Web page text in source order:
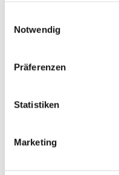
Notwendig
Präferenzen
Statistiken
Marketing
Fahrgestell
Servolenkung
Regensensor
Zentralverriegelung